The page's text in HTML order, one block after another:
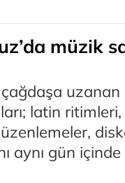
müzik
uzanan
latin
aynı gün